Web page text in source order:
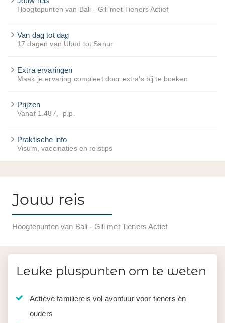
Hoogtepunten van Bali - Gili met Tieners Actief
Van dag tot dag
17 dagen van Ubud tot Sanur
Extra ervaringen
Maak je ervaring compleet door extra's bij te boeken
Prijzen
Vanaf 1.487,- p.p.
Praktische info
Visum, vaccinaties en reistips
Jouw reis
Hoogtepunten van Bali - Gili met Tieners Actief
Leuke pluspunten om te weten
Actieve familiereis vol avontuur voor tieners én
ouders